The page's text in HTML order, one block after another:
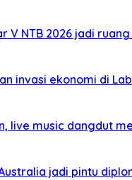
V NTB 2026 jadi
invasi ekonomi di
live music dangdut
jadi pintu